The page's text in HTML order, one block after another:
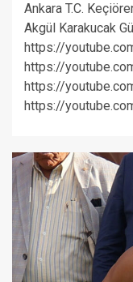
Ankara T.C.
Akgül Karakucak
https://
https://
https://
https://